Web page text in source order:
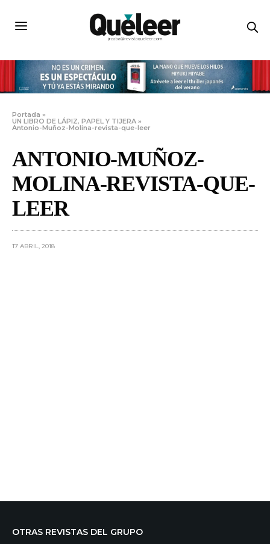
Portada »
UN LIBRO DE LÁPIZ, PAPEL Y TIJERA »
Antonio-Muñoz-Molina-revista-que-leer
ANTONIO-MUÑOZ-
MOLINA-REVISTA-QUE-
LEER
17 ABRIL, 2018
OTRAS REVISTAS DEL GRUPO